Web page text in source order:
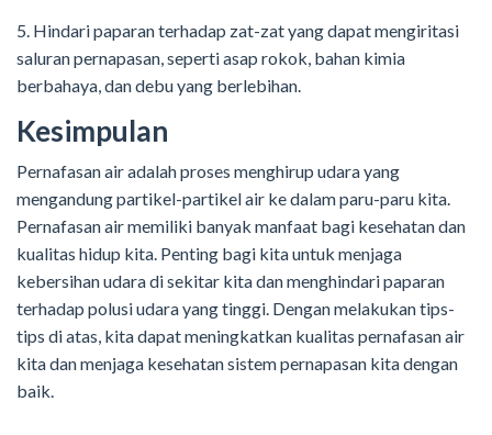
5. Hindari paparan terhadap zat-zat yang dapat mengiritasi
saluran pernapasan, seperti asap rokok, bahan kimia
berbahaya, dan debu yang berlebihan.
Kesimpulan
Pernafasan air adalah proses menghirup udara yang
mengandung partikel-partikel air ke dalam paru-paru kita.
Pernafasan air memiliki banyak manfaat bagi kesehatan dan
kualitas hidup kita. Penting bagi kita untuk menjaga
kebersihan udara di sekitar kita dan menghindari paparan
terhadap polusi udara yang tinggi. Dengan melakukan tips-
tips di atas, kita dapat meningkatkan kualitas pernafasan air
kita dan menjaga kesehatan sistem pernapasan kita dengan
baik.